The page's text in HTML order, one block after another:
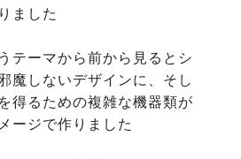
ました
テーマから前から見るとシ
魔しないデザインに、そし
得るための複雑な機器類が
ージで作りました